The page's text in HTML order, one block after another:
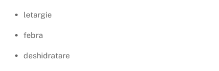
letargie
febra
deshidratare